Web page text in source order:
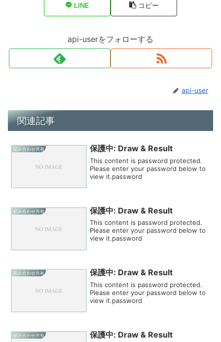
LINE コピー
api-userをフォローする
api-user
関連記事
組み合わせ共有 保護中: Draw & Result
This content is password protected.
Please enter your password below to
view it.password
組み合わせ共有 保護中: Draw & Result
This content is password protected.
Please enter your password below to
view it.password
組み合わせ共有 保護中: Draw & Result
This content is password protected.
Please enter your password below to
view it.password
組み合わせ共有 保護中: Draw & Result